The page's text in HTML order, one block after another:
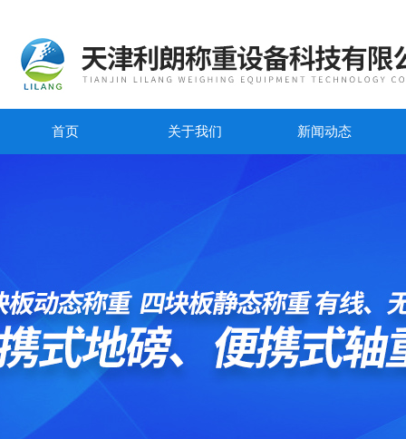
首页 关于我们 新闻动态